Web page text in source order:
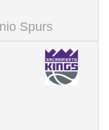
Spurs